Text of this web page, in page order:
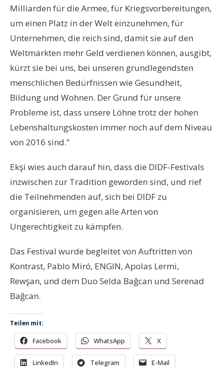
Milliarden für die Armee, für Kriegsvorbereitungen,
um einen Platz in der Welt einzunehmen, für
Unternehmen, die reich sind, damit sie auf den
Weltmärkten mehr Geld verdienen können, ausgibt,
kürzt sie bei uns, bei unseren grundlegendsten
menschlichen Bedürfnissen wie Gesundheit,
Bildung und Wohnen. Der Grund für unsere
Probleme ist, dass unsere Löhne trotz der hohen
Lebenshaltungskosten immer noch auf dem Niveau
von 2016 sind.”
Ekşi wies auch darauf hin, dass die DIDF-Festivals
inzwischen zur Tradition geworden sind, und rief
die Teilnehmenden auf, sich bei DIDF zu
organisieren, um gegen alle Arten von
Ungerechtigkeit zu kämpfen.
Das Festival wurde begleitet von Auftritten von
Kontrast, Pablo Miró, ENGIN, Apolas Lermi,
Rewşan, und dem Duo Selda Bağcan und Serenad
Bağcan.
Teilen mit:
Facebook WhatsApp X
LinkedIn Telegram E-Mail